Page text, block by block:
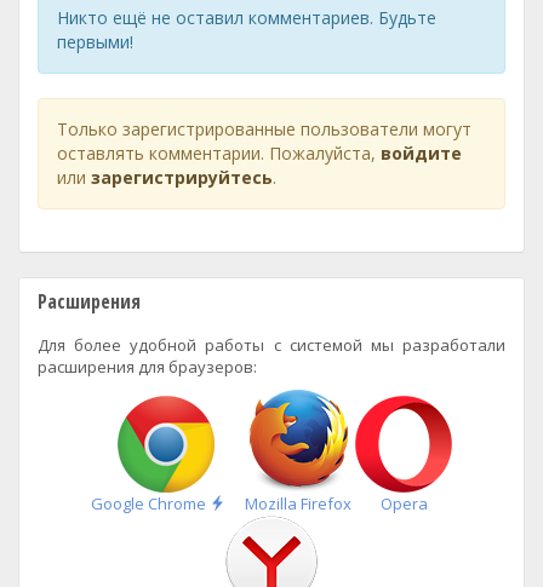
Никто ещё не оставил комментариев. Будьте
первыми!
Только зарегистрированные пользователи могут
оставлять комментарии. Пожалуйста, войдите
или зарегистрируйтесь.
Расширения
Для более удобной работы с системой мы разработали
расширения для браузеров:
Google Chrome
Быстрая
установка
Mozilla Firefox Opera